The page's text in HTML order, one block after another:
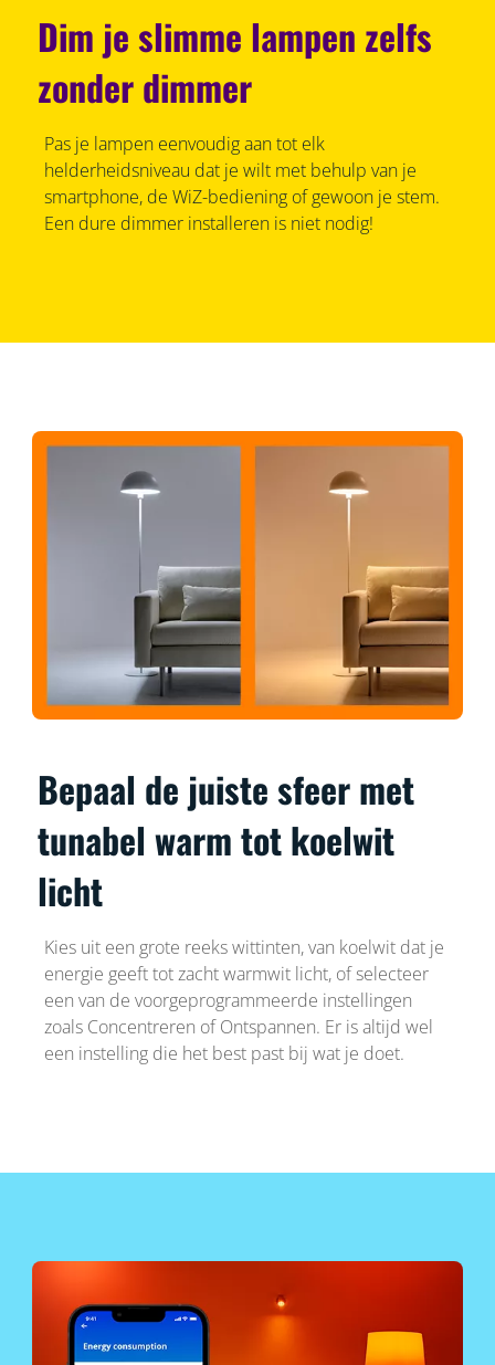
Dim je slimme lampen zelfs
zonder dimmer
Pas je lampen eenvoudig aan tot elk
helderheidsniveau dat je wilt met behulp van je
smartphone, de WiZ-bediening of gewoon je stem.
Een dure dimmer installeren is niet nodig!
Bepaal de juiste sfeer met
tunabel warm tot koelwit
licht
Kies uit een grote reeks wittinten, van koelwit dat je
energie geeft tot zacht warmwit licht, of selecteer
een van de voorgeprogrammeerde instellingen
zoals Concentreren of Ontspannen. Er is altijd wel
een instelling die het best past bij wat je doet.